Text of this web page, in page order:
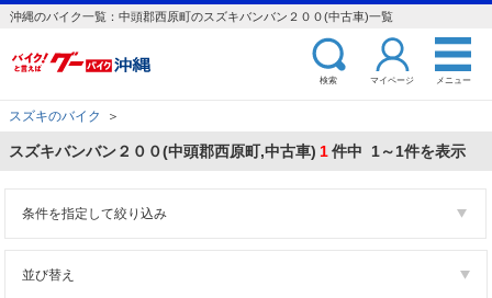
沖縄のバイク一覧：中頭郡西原町のスズキバンバン２００(中古車)一覧
検索 マイページ メニュー
スズキのバイク ＞
スズキバンバン２００(中頭郡西原町,中古車) 1件中 1～1件を表示
条件を指定して絞り込み
並び替え